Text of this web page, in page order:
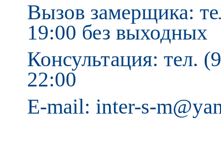
Вызов замерщика:
19:00 без выходных
Консультация: тел.
22:00
E-mail: inter-s-